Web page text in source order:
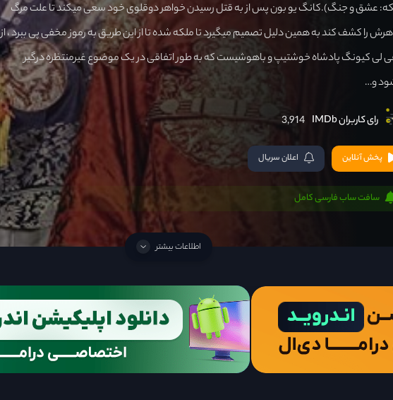
عشق و جنگ).کانگ یو بون پس از به قتل رسیدن خواهر دوقلوی خود سعی میکند تا علت مرگ
را کشف کند به همین دلیل تصمیم میگیرد تا ملکه شده تا از این طریق به رموز مخفی پی ببرد ، از
لی کیونگ پادشاه خوشتیپ و باهوشیست که به طور اتفاقی در یک موضوع غیرمنتظره درگیر
و…
رای کاربران IMDb 3,914
پخش آنلاین اعلان سریال
سافت ساب فارسی کامل
اطلاعات بیشتر